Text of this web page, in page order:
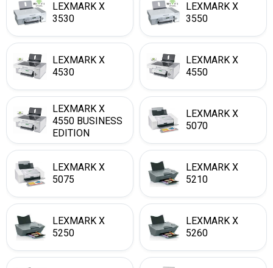
LEXMARK X
3530
LEXMARK X
3550
LEXMARK X
4530
LEXMARK X
4550
LEXMARK X
4550 BUSINESS
EDITION
LEXMARK X
5070
LEXMARK X
5075
LEXMARK X
5210
LEXMARK X
5250
LEXMARK X
5260